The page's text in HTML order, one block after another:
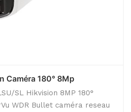
Caméra 180° 8Mp
SL Hikvision 8MP 180°
WDR Bullet caméra reseau